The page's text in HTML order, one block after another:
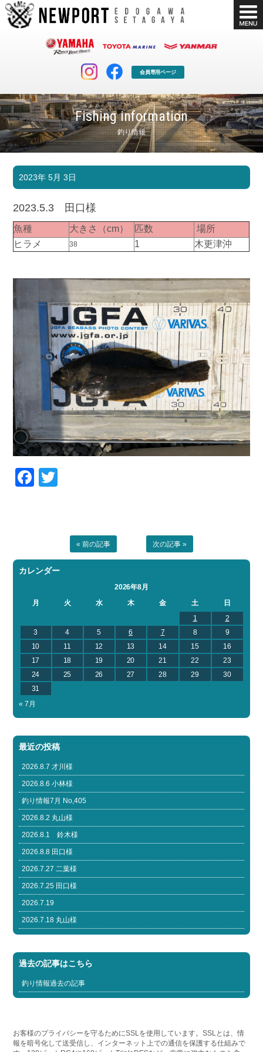
会員専用ページ
Fishing information
釣り情報
マリンクラブ
マリンライフを堪能したい！
ボート販売
ボート免許
長年の実績と信頼！
店舗情報
Shop Info.
公式ブログ
Blog
採用情報
Recruit
リンク集
Link
2023年 5月 3日
2023.5.3 田口様
魚種 大きさ（cm） 匹数
場所
ヒラメ
38 1 木更津沖
Facebook
« 前の記事 次の記事 »
カレンダー
2026年8月
月
火 水 木 金 土
日
1
2
3
4 5 6 7 8
9
10
11 12 13 14 15
16
17
18 19 20 21 22
23
24
25 26 27 28 29
30
31
« 7月
最近の投稿
2026.8.7 才川様
2026.8.6 小林様
釣り情報7月 No,405
2026.8.2 丸山様
2026.8.1 鈴木様
2026.8.8 田口様
2026.7.27 二葉様
2026.7.25 田口様
2026.7.19
2026.7.18 丸山様
過去の記事はこちら
釣り情報過去の記事
お客様のプライバシーを守るためにSSLを使用しています。SSLとは、情
報を暗号化して送受信し、インターネット上での通信を保護する仕組みで